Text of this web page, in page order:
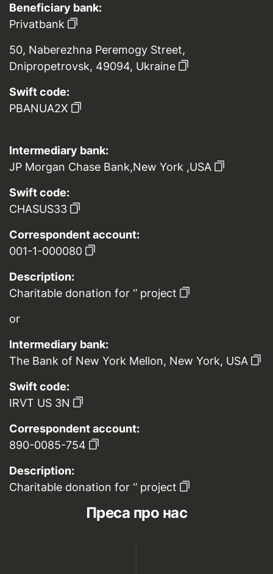
Beneficiary bank:
Privatbank
50, Naberezhna Peremogy Street,
Dnipropetrovsk, 49094, Ukraine
Swift code:
PBANUA2X
Intermediary bank:
JP Morgan Chase Bank,New York ,USA
Swift code:
CHASUS33
Correspondent account:
001-1-000080
Description:
Charitable donation for ‘’ project
or
Intermediary bank:
The Bank of New York Mellon, New York, USA
Swift code:
IRVT US 3N
Correspondent account:
890-0085-754
Description:
Charitable donation for ‘’ project
Преса про нас